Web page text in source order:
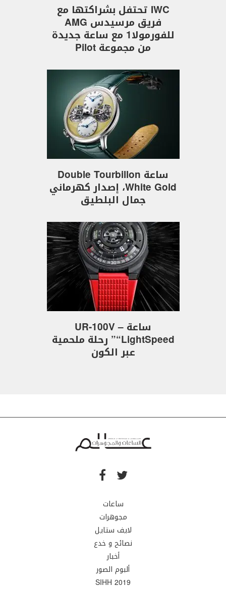
IWC تحتفل بشراكتها مع
فريق مرسيدس AMG
للفورمولا1 مع ساعة جديدة
من مجموعة Pilot
ساعة Double Tourbillon
White Gold، إصدار كهرماني
جمال البلطيق
ساعة UR-100V –
“LightSpeed” رحلة ملحمية
عبر الكون
ساعات
مجوهرات
لايف ستايل
نصائح و خدع
أخبار
ألبوم الصور
SIHH 2019